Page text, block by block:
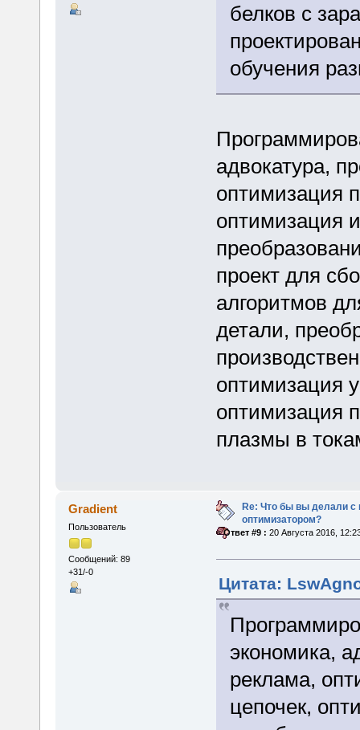
белков с
обучения
адвокатура,
оптимизация
оптимизация
проект для
алгоритмов
детали,
оптимизация
оптимизация
плазмы в
Gradient
Пользователь
Сообщений: 89
+31/-0
Re: Что бы вы делали
оптимизатором?
«Ответ #9 : 20 Августа 2016,
Цитата:
экономика,
реклама,
цепочек,